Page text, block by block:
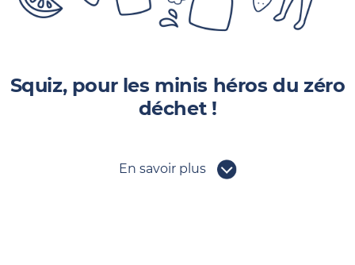
Squiz, pour les minis héros du zéro
déchet !
En savoir plus